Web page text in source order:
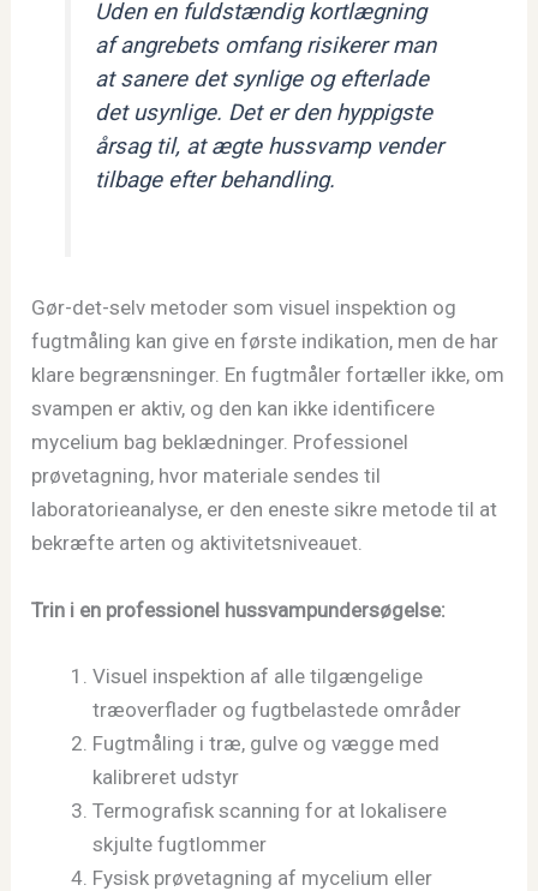
Uden en fuldstændig kortlægning
af angrebets omfang risikerer man
at sanere det synlige og efterlade
det usynlige. Det er den hyppigste
årsag til, at ægte hussvamp vender
tilbage efter behandling.
Gør-det-selv metoder som visuel inspektion og
fugtmåling kan give en første indikation, men de har
klare begrænsninger. En fugtmåler fortæller ikke, om
svampen er aktiv, og den kan ikke identificere
mycelium bag beklædninger. Professionel
prøvetagning, hvor materiale sendes til
laboratorieanalyse, er den eneste sikre metode til at
bekræfte arten og aktivitetsniveauet.
Trin i en professionel hussvampundersøgelse:
Visuel inspektion af alle tilgængelige
træoverflader og fugtbelastede områder
Fugtmåling i træ, gulve og vægge med
kalibreret udstyr
Termografisk scanning for at lokalisere
skjulte fugtlommer
Fysisk prøvetagning af mycelium eller